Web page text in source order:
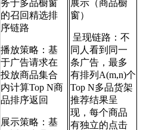
务于多品橱窗
的召回精选排
序链路
播放策略：基
于广告请求在
投放商品集合
内计算Top N商
品排序返回
展示策略：基
展示（商品橱
窗）
呈现链路：不
同人看到同一
条广告，最多
有排列A(m,n)个
Top N多品货架
推荐结果呈
现，每个商品
有独立的点击